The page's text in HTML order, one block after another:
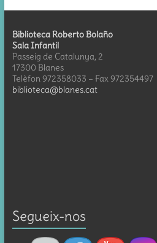
Biblioteca Roberto Bolaño
Sala Infantil
Passeig de Catalunya, 2
17300 Blanes
Telèfon 972358033 – Fax 972354497
biblioteca@blanes.cat
Segueix-nos